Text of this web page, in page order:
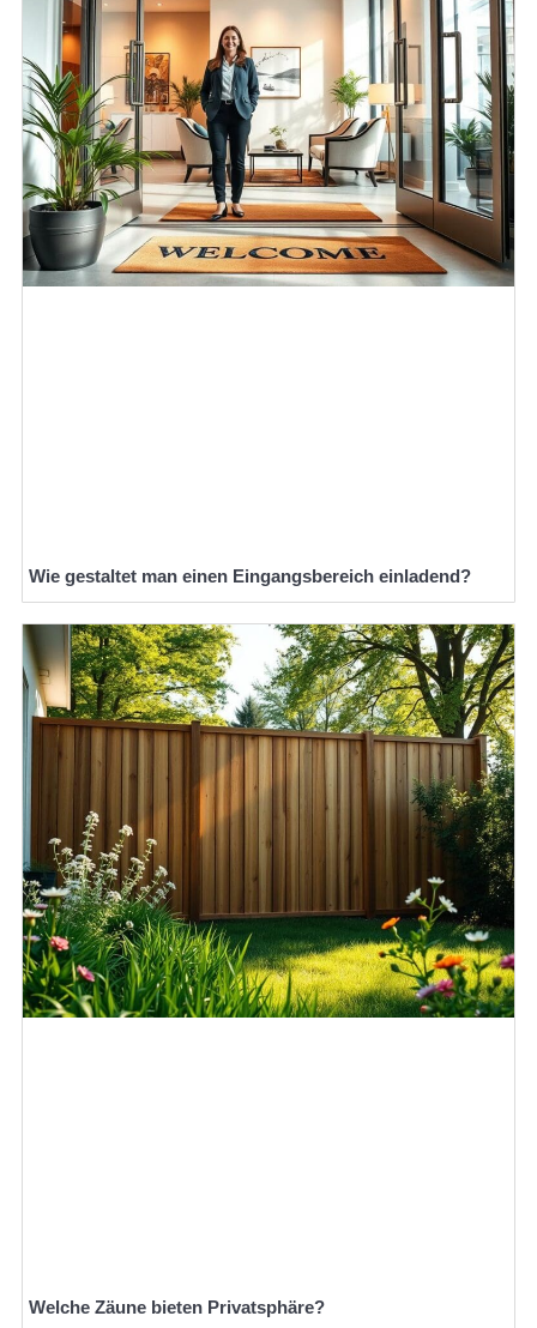
Wie gestaltet man einen Eingangsbereich einladend?
Welche Zäune bieten Privatsphäre?